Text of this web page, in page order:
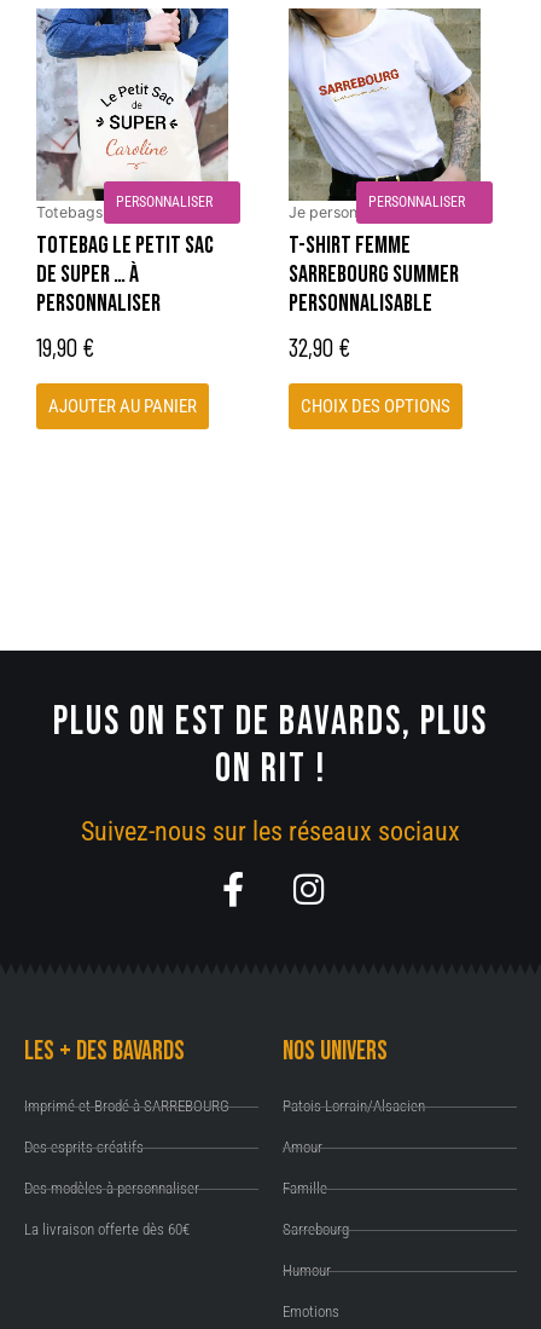
Totebags
TOTEBAG LE PETIT SAC
DE SUPER … À
PERSONNALISER
19,90 €
AJOUTER AU PANIER
PERSONNALISER
Je personnalise
T-SHIRT FEMME
SARREBOURG SUMMER
PERSONNALISABLE
32,90 €
CHOIX DES OPTIONS
Ce
produit
a
plusieurs
variations.
Les
options
peuvent
être
choisies
sur
page
du
produit
PERSONNALISER
PLUS ON EST DE BAVARDS, PLUS
ON RIT !
Suivez-nous sur les réseaux sociaux
F
o
f
I
a
g
r
a
Les + des Bavards
Imprimé et Brodé à SARREBOURG
Des esprits créatifs
Des modèles à personnaliser
La livraison offerte dès 60€
Nos univers
Patois Lorrain/Alsacien
Amour
Famille
Sarrebourg
Humour
Emotions